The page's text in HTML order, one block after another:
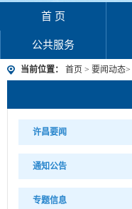
首 页
公共服务
当前位置： 首页 > 要闻动态>
许昌要闻
通知公告
专题信息